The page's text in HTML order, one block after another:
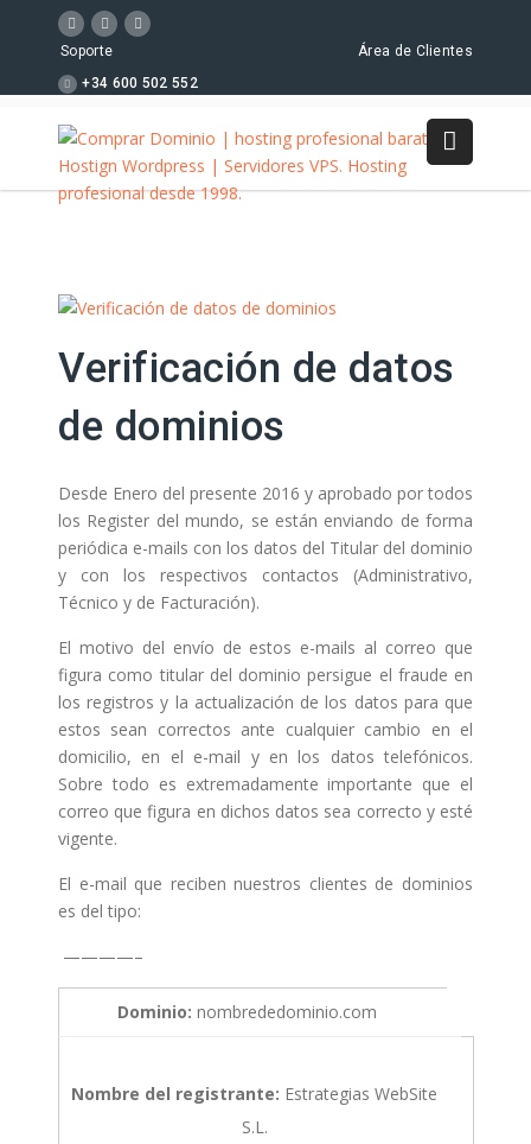
Soporte
Área de Clientes
+34 600 502 552
Verificación de datos
de dominios
Desde Enero del presente 2016 y aprobado por todos
los Register del mundo, se están enviando de forma
periódica e-mails con los datos del Titular del dominio
y con los respectivos contactos (Administrativo,
Técnico y de Facturación).
El motivo del envío de estos e-mails al correo que
figura como titular del dominio persigue el fraude en
los registros y la actualización de los datos para que
estos sean correctos ante cualquier cambio en el
domicilio, en el e-mail y en los datos telefónicos.
Sobre todo es extremadamente importante que el
correo que figura en dichos datos sea correcto y esté
vigente.
El e-mail que reciben nuestros clientes de dominios
es del tipo:
————–
Dominio: nombrededominio.com
Nombre del registrante: Estrategias WebSite
S.L.